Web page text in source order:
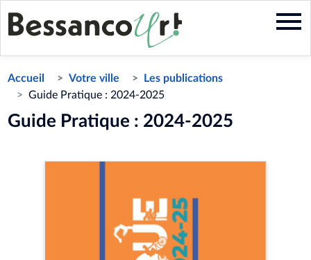
Aller
au
contenu
Accueil Votre ville
Les publications
Guide Pratique : 2024-2025
Guide Pratique : 2024-2025